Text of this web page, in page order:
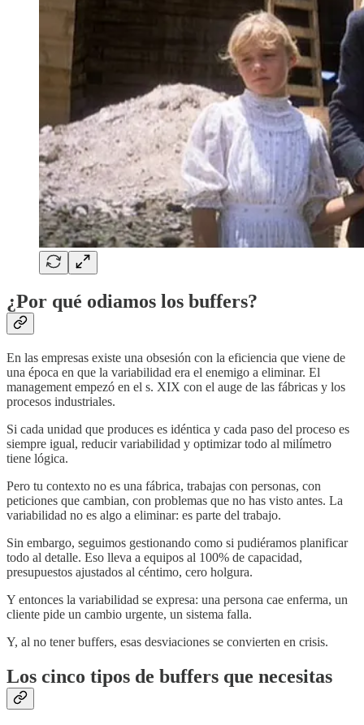
¿Por qué odiamos los buffers?
En las empresas existe una obsesión con la eficiencia que viene de
una época en que la variabilidad era el enemigo a eliminar. El
management empezó en el s. XIX con el auge de las fábricas y los
procesos industriales.
Si cada unidad que produces es idéntica y cada paso del proceso es
siempre igual, reducir variabilidad y optimizar todo al milímetro
tiene lógica.
Pero tu contexto no es una fábrica, trabajas con personas, con
peticiones que cambian, con problemas que no has visto antes. La
variabilidad no es algo a eliminar: es parte del trabajo.
Sin embargo, seguimos gestionando como si pudiéramos planificar
todo al detalle. Eso lleva a equipos al 100% de capacidad,
presupuestos ajustados al céntimo, cero holgura.
Y entonces la variabilidad se expresa: una persona cae enferma, un
cliente pide un cambio urgente, un sistema falla.
Y, al no tener buffers, esas desviaciones se convierten en crisis.
Los cinco tipos de buffers que necesitas